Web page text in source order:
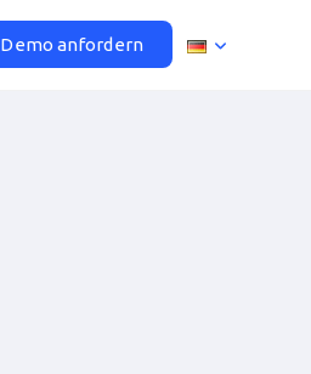
Demo anfordern